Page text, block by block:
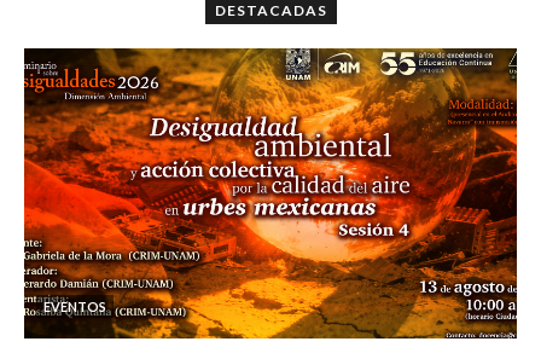
DESTACADAS
EVENTOS